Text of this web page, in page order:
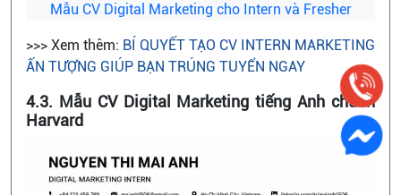
Mẫu CV Digital Marketing cho Intern và Fresher
>>> Xem thêm: BÍ QUYẾT TẠO CV INTERN MARKETING
ẤN TƯỢNG GIÚP BẠN TRÚNG TUYỂN NGAY
4.3. Mẫu CV Digital Marketing tiếng Anh chuẩn
Harvard